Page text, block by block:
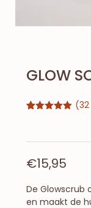
GLOW
op
(32
€15,95
De Glowscrub
en maakt de